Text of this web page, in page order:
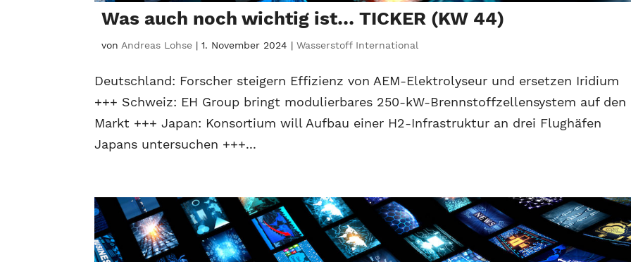
Was auch noch wichtig ist… TICKER (KW 44)
von Andreas Lohse |1. November 2024 |Wasserstoff International
Deutschland: Forscher steigern Effizienz von AEM-Elektrolyseur und ersetzen Iridium
+++ Schweiz: EH Group bringt modulierbares 250-kW-Brennstoffzellensystem auf den
Markt +++ Japan: Konsortium will Aufbau einer H2-Infrastruktur an drei Flughäfen
Japans untersuchen +++...